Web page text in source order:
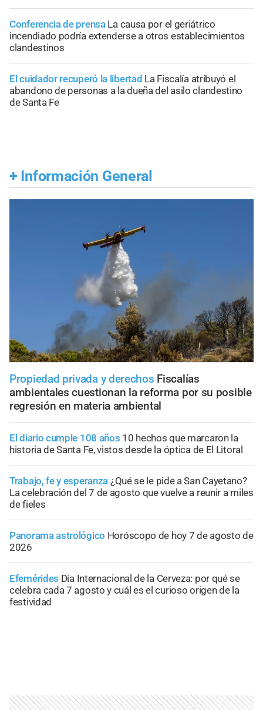
Conferencia de prensa La causa por el geriátrico
incendiado podría extenderse a otros establecimientos
clandestinos
El cuidador recuperó la libertad La Fiscalía atribuyó el
abandono de personas a la dueña del asilo clandestino
de Santa Fe
+ Información General
Propiedad privada y derechos Fiscalías
ambientales cuestionan la reforma por su posible
regresión en materia ambiental
El diario cumple 108 años 10 hechos que marcaron la
historia de Santa Fe, vistos desde la óptica de El Litoral
Trabajo, fe y esperanza ¿Qué se le pide a San Cayetano?
La celebración del 7 de agosto que vuelve a reunir a miles
de fieles
Panorama astrológico Horóscopo de hoy 7 de agosto de
2026
Efemérides Día Internacional de la Cerveza: por qué se
celebra cada 7 agosto y cuál es el curioso origen de la
festividad